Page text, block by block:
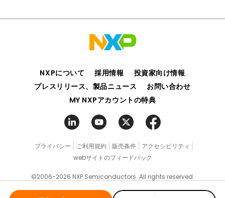
The T1024 and T1014 processors come in a full-
pin compatibility with the quad-core T1042 processor,
and even the eight core T2081 processor for price and
The QorIQ T1023 and T1013 communications processors
are interface and power-optimized SoCs designed to
deliver impressive single- or dual-core performance
for cost and power sensitive networking and industrial
systems. Both versions offer an excellent software
compatible 64-bit and I/O upgrade path for the
popular QorIQ P10XX family of 32-bit communications
processors.
NXPについて 採用情報
投資家向け情報
プレスリリース、製品ニュース
お問い合わせ
MY NXPアカウントの特典
プライバシー ご利用規約 販売条件
アクセシビリティ
webサイトのフィードバック
©2006-2026 NXP Semiconductors. All rights reserved.